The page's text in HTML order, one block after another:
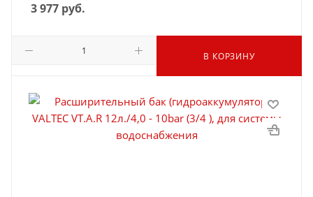
3 977 руб.
В КОРЗИНУ